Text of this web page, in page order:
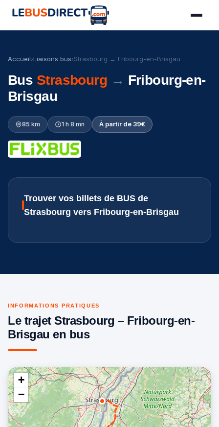
Accueil›Liaisons bus›Strasbourg → Fribourg-en-Brisgau
Bus Strasbourg → Fribourg-en-
Brisgau
85 km 1 h 8 mn À partir de 39€
Trouver vos billets de BUS de
Strasbourg vers Fribourg-en-Brisgau
INFORMATIONS PRATIQUES
Le trajet Strasbourg – Fribourg-en-
Brisgau en bus
+
−